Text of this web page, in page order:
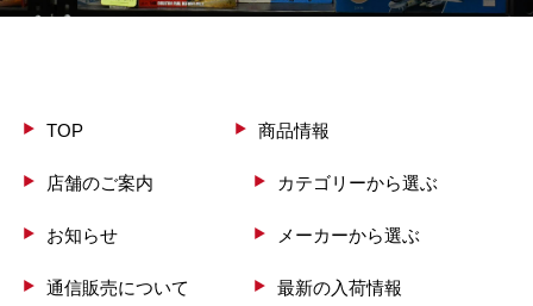
TOP
店舗のご案内
お知らせ
通信販売について
商品情報
カテゴリーから選ぶ
メーカーから選ぶ
最新の入荷情報